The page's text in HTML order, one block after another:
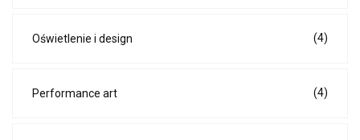
Oświetlenie i design (4)
Performance art (4)